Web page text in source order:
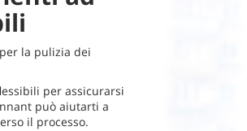
la pulizia dei
per assicurarsi
può aiutarti a
il processo.